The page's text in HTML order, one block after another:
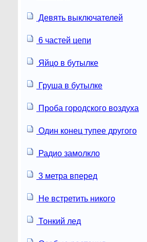
Девять выключателей
6 частей цепи
Яйцо в бутылке
Груша в бутылке
Проба городского воздуха
Один конец тупее другого
Радио замолкло
3 метра вперед
Не встретить никого
Тонкий лед